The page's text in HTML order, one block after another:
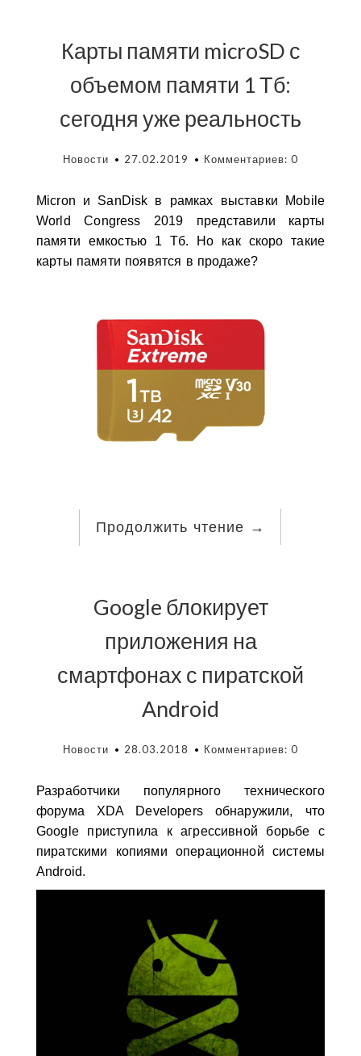
Карты памяти microSD с
объемом памяти 1 Тб:
сегодня уже реальность
Новости 27.02.2019 Комментариев: 0
Micron и SanDisk в рамках выставки Mobile
World Congress 2019 представили карты
памяти емкостью 1 Тб. Но как скоро такие
карты памяти появятся в продаже?
Продолжить чтение →
Google блокирует
приложения на
смартфонах с пиратской
Android
Новости 28.03.2018 Комментариев: 0
Разработчики популярного технического
форума XDA Developers обнаружили, что
Google приступила к агрессивной борьбе с
пиратскими копиями операционной системы
Android.